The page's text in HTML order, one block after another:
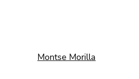
Montse Morilla